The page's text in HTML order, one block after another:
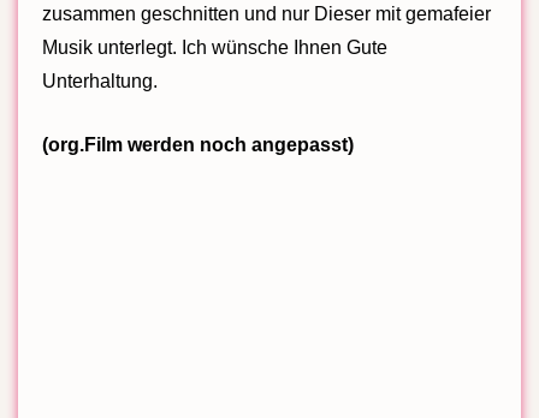
zusammen geschnitten und nur Dieser mit gemafeier
Musik unterlegt. Ich wünsche Ihnen Gute
Unterhaltung.
(org.Film werden noch angepasst)